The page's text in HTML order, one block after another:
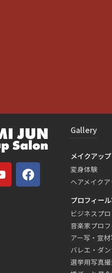
Gallery
メイクアップ
変身体験
ヘアメイク
プロフィー
ビジネスプ
音楽家プロ
アー写・宣
バレエ・ダ
選挙用写真